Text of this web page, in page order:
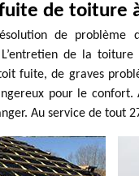
de toiture
de problème
de la
fuite, de graves
pour le
Au service de tout